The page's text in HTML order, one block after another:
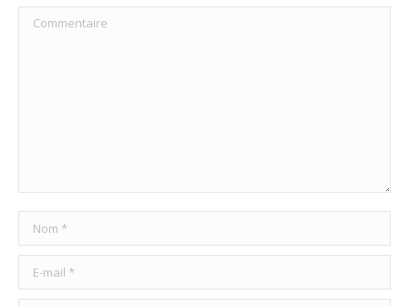
Commentaire
Nom *
E-mail *